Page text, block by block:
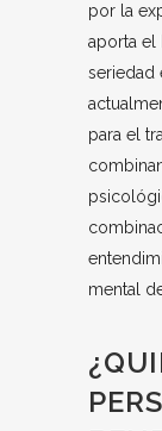
por la
aporta el
seriedad
para el
mental